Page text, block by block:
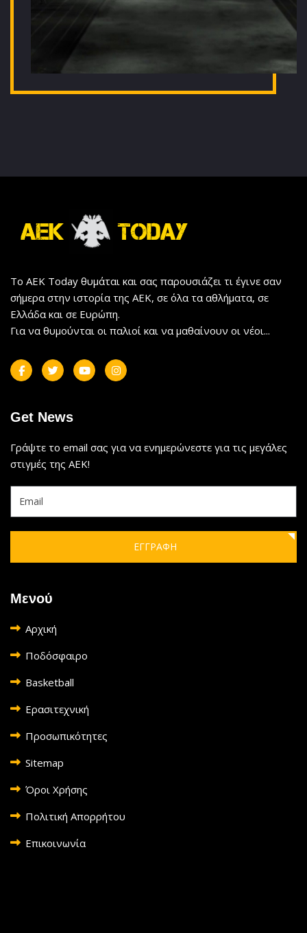
Το AEK Today θυμάται και σας παρουσιάζει τι έγινε σαν
σήμερα στην ιστορία της ΑΕΚ, σε όλα τα αθλήματα, σε
Ελλάδα και σε Ευρώπη.
Για να θυμούνται οι παλιοί και να μαθαίνουν οι νέοι...
Get News
Γράψτε το email σας για να ενημερώνεστε για τις μεγάλες
στιγμές της ΑΕΚ!
ΕΓΓΡΑΦΗ
Μενού
Αρχική
Ποδόσφαιρο
Basketball
Ερασιτεχνική
Προσωπικότητες
Sitemap
Όροι Χρήσης
Πολιτική Απορρήτου
Επικοινωνία